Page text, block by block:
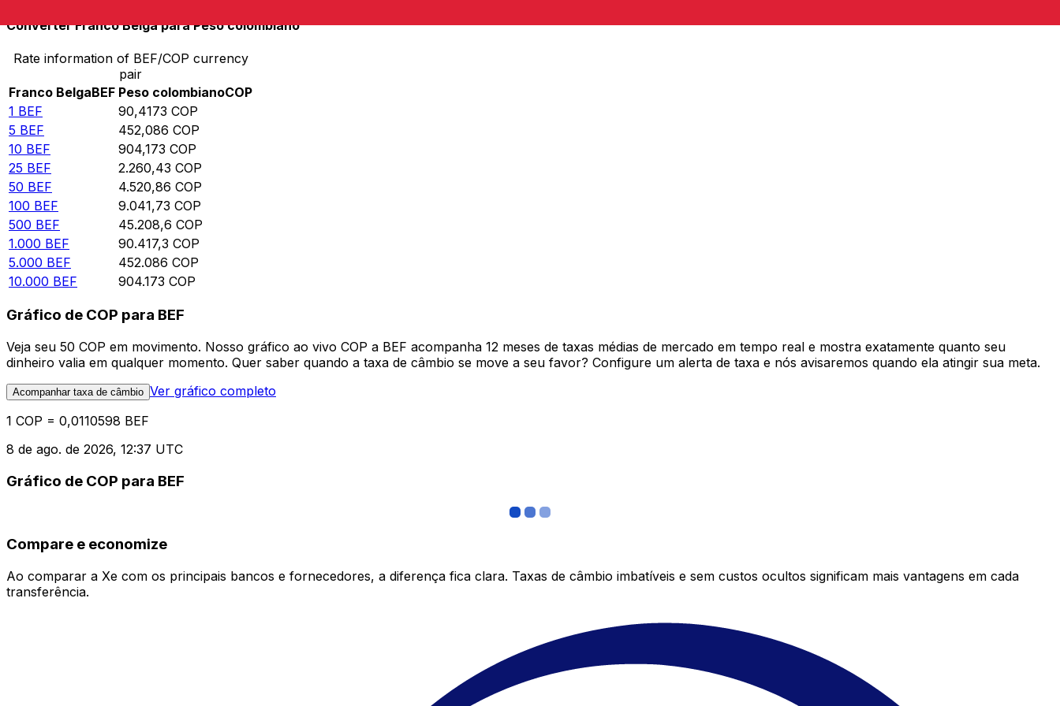
Converter Franco Belga para Peso colombiano
Rate information of BEF/COP currency
pair
Franco BelgaBEF Peso colombianoCOP
1 BEF 90,4173 COP
5 BEF 452,086 COP
10 BEF 904,173 COP
25 BEF 2.260,43 COP
50 BEF 4.520,86 COP
100 BEF 9.041,73 COP
500 BEF 45.208,6 COP
1.000 BEF 90.417,3 COP
5.000 BEF 452.086 COP
10.000 BEF 904.173 COP
Gráfico de COP para BEF
Veja seu 50 COP em movimento. Nosso gráfico ao vivo COP a BEF acompanha 12 meses de taxas médias de mercado em tempo real e mostra exatamente quanto seu
dinheiro valia em qualquer momento. Quer saber quando a taxa de câmbio se move a seu favor? Configure um alerta de taxa e nós avisaremos quando ela atingir sua meta.
Acompanhar taxa de câmbio Ver gráfico completo
1 COP = 0,0110598 BEF
8 de ago. de 2026, 12:37 UTC
Gráfico de COP para BEF
Compare e economize
Ao comparar a Xe com os principais bancos e fornecedores, a diferença fica clara. Taxas de câmbio imbatíveis e sem custos ocultos significam mais vantagens em cada
transferência.